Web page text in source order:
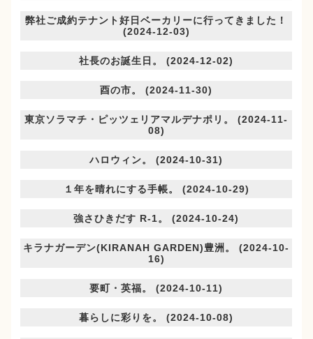
弊社ご成約テナント好日ベーカリーに行ってきました！
(2024-12-03)
社長のお誕生日。 (2024-12-02)
酉の市。 (2024-11-30)
東京ソラマチ・ピッツェリアマルデナポリ。 (2024-11-
08)
ハロウィン。 (2024-10-31)
１年を晴れにする手帳。 (2024-10-29)
強さひきだす R-1。 (2024-10-24)
キラナガーデン(KIRANAH GARDEN)豊洲。 (2024-10-
16)
要町・英福。 (2024-10-11)
暮らしに彩りを。 (2024-10-08)